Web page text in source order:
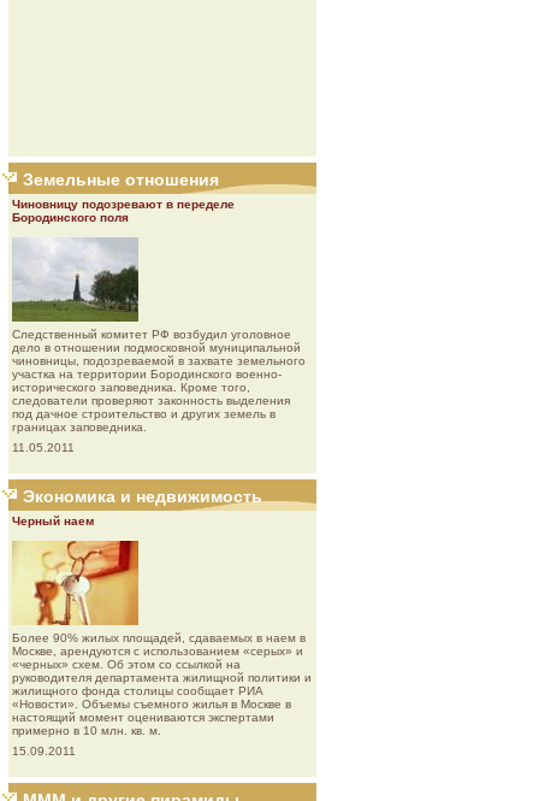
Земельные отношения
Чиновницу подозревают в переделе
Бородинского поля
Следственный комитет РФ возбудил уголовное
дело в отношении подмосковной муниципальной
чиновницы, подозреваемой в захвате земельного
участка на территории Бородинского военно-
исторического заповедника. Кроме того,
следователи проверяют законность выделения
под дачное строительство и других земель в
границах заповедника.
11.05.2011
Экономика и недвижимость
Черный наем
Более 90% жилых площадей, сдаваемых в наем в
Москве, арендуются с использованием «серых» и
«черных» схем. Об этом со ссылкой на
руководителя департамента жилищной политики и
жилищного фонда столицы сообщает РИА
«Новости». Объемы съемного жилья в Москве в
настоящий момент оцениваются экспертами
примерно в 10 млн. кв. м.
15.09.2011